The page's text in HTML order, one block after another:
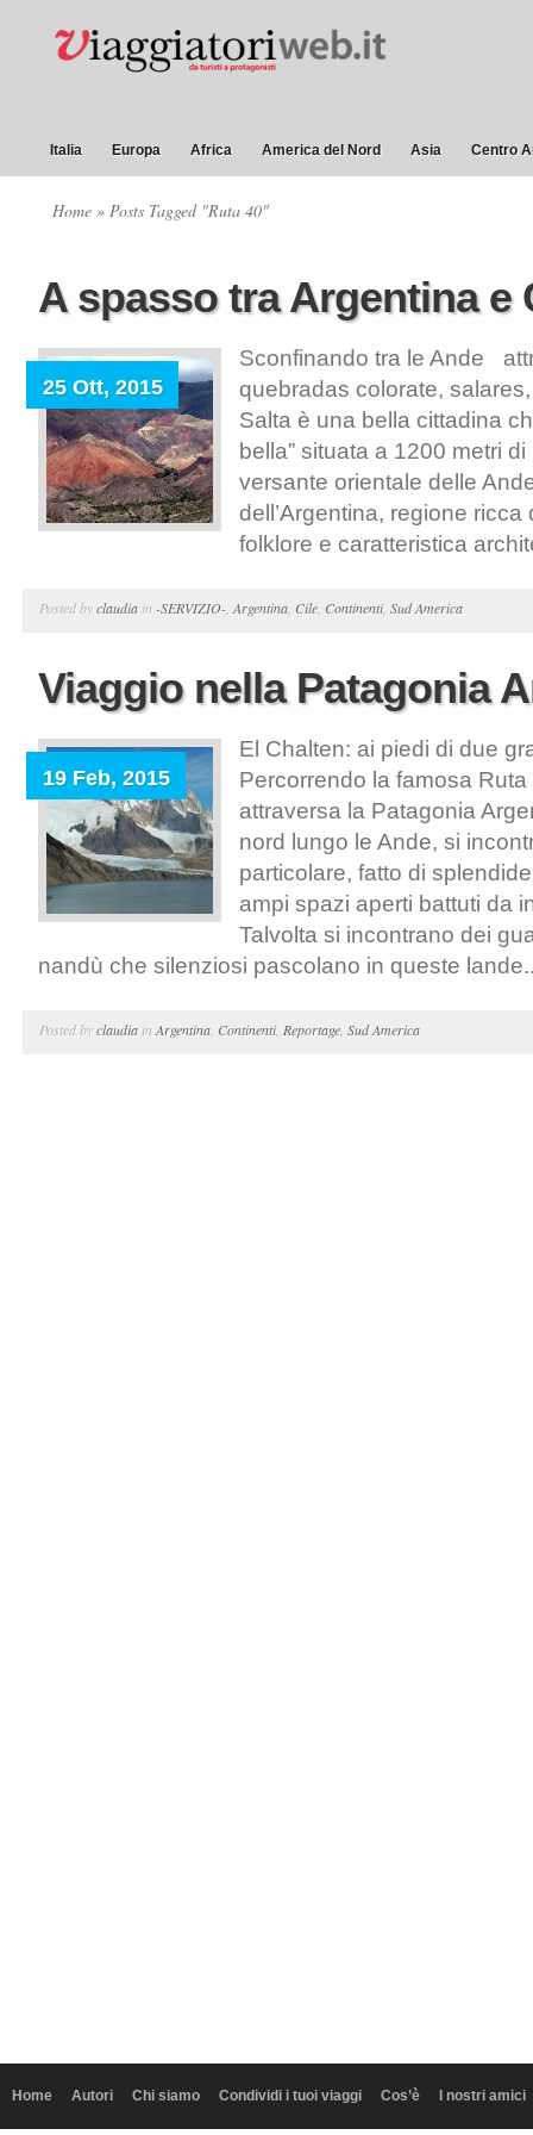
Italia Europa Africa America del Nord Asia Centro
Home » Posts Tagged "Ruta 40"
A spasso tra Argentina e
25 Ott, 2015
Sconfinando tra le Ande
quebradas colorate,
Salta è una bella cittadina
bella” situata a 1200 metri
versante orientale delle
dell’Argentina, regione ricca
folklore e caratteristica
Posted byclaudia in -SERVIZIO- Argentina Cile Continenti, Sud America
Viaggio nella Patagonia
19 Feb, 2015
El Chalten: ai piedi di due
Percorrendo la famosa
attraversa la Patagonia
nord lungo le Ande, si
particolare, fatto di
ampi spazi aperti battuti da
Talvolta si incontrano dei
nandù che silenziosi pascolano in queste
Posted byclaudia in Argentina Continenti, Reportage Sud America
Home Autori Chi siamo Condividi i tuoi viaggi Cos’è I nostri amici